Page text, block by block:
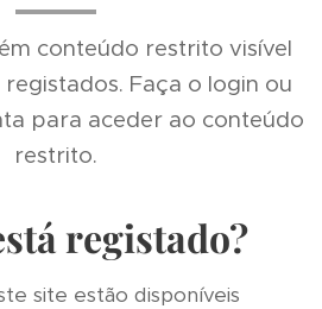
conteúdo restrito visível
Faça o login ou
para aceder ao conteúdo
restrito.
registado?
site estão disponíveis